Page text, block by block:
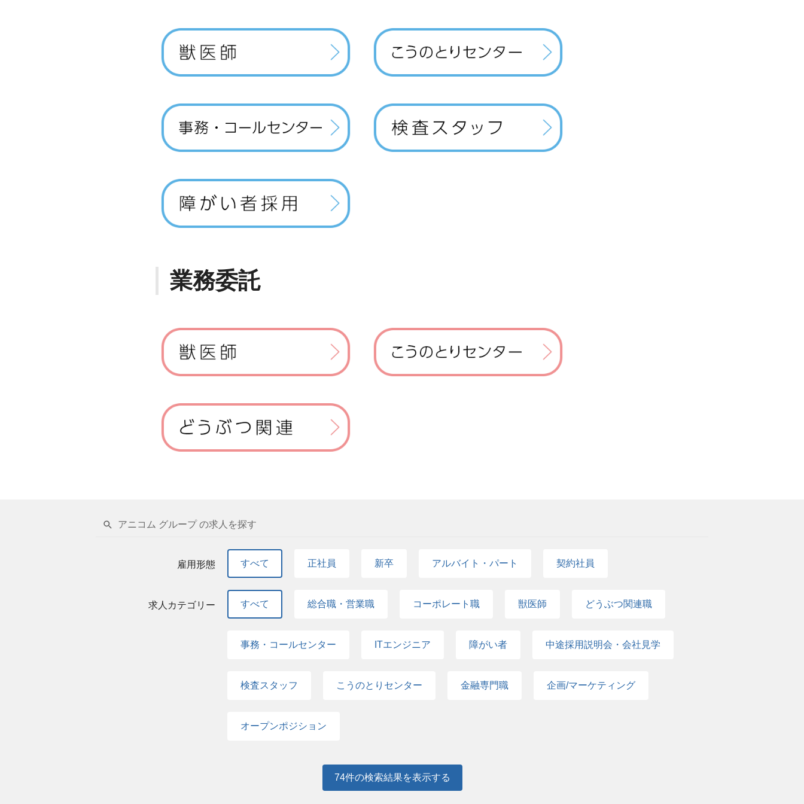
業務委託
アニコム グループ の求人を探す
雇用形態 すべて 正社員 新卒 アルバイト・パート 契約社員
求人カテゴリー すべて 総合職・営業職 コーポレート職 獣医師 どうぶつ関連職
事務・コールセンター ITエンジニア 障がい者 中途採用説明会・会社見学
検査スタッフ こうのとりセンター 金融専門職 企画/マーケティング
オープンポジション
74件の検索結果を表示する